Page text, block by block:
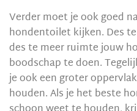
Verder moet je ook goed
hondentoilet kijken. Des
des te meer ruimte jouw
boodschap te doen.
je ook een groter
houden. Als je het beste